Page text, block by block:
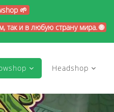
🌱
и в любую страну мира. 🌐
Headshop